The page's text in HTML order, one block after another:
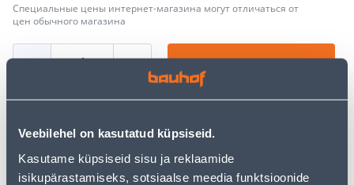
Veebilehel on kasutatud küpsiseid.
Kasutame küpsiseid sisu ja reklaamide
isikupärastamiseks, sotsiaalse meedia funktsioonide
Специальные цены интернет-магазина могут отличаться от
цен обычного магазина
− + ДОБАВИТЬ В КОРЗИНУ